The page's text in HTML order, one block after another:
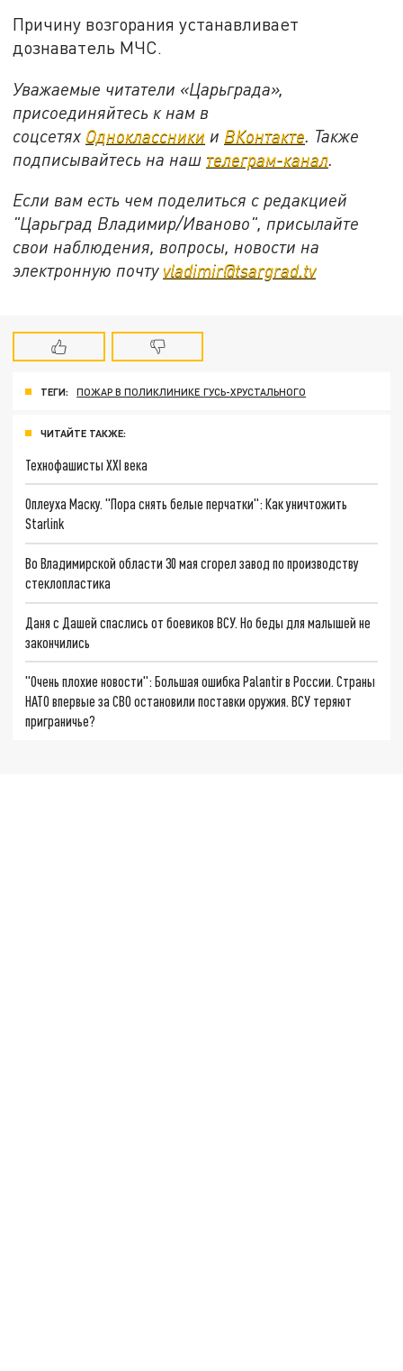
Причину возгорания устанавливает
дознаватель МЧС.
Уважаемые читатели «Царьграда»,
присоединяйтесь к нам в
соцсетях Одноклассники и ВКонтакте . Также
подписывайтесь на наш телеграм-канал
Если вам есть чем поделиться с редакцией
"Царьград Владимир/Иваново", присылайте
свои наблюдения, вопросы, новости на
электронную почту vladimir@tsargrad.tv
ТЕГИ: ПОЖАР В ПОЛИКЛИНИКЕ ГУСЬ-ХРУСТАЛЬНОГО
ЧИТАЙТЕ ТАКЖЕ:
Технофашисты XXI века
Оплеуха Маску. "Пора снять белые перчатки": Как уничтожить
Starlink
Во Владимирской области 30 мая сгорел завод по производству
стеклопластика
Даня с Дашей спаслись от боевиков ВСУ. Но беды для малышей не
закончились
"Очень плохие новости": Большая ошибка Palantir в России. Страны
НАТО впервые за СВО остановили поставки оружия. ВСУ теряют
приграничье?